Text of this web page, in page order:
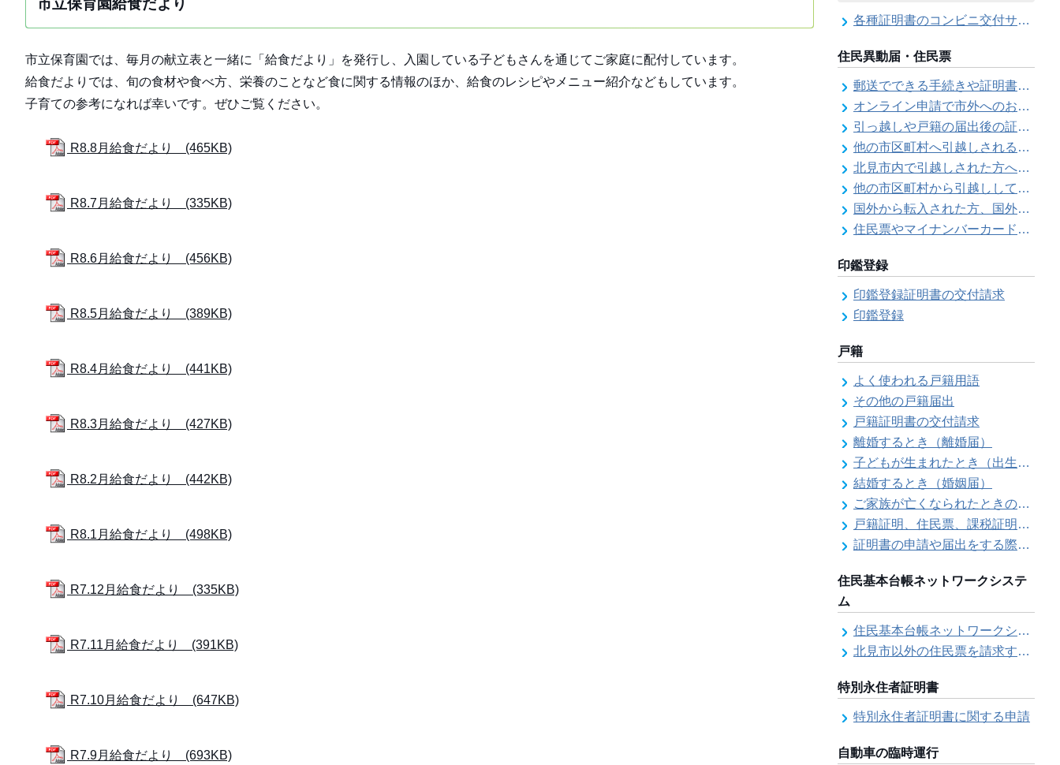
市立保育園給食だより
市立保育園では、毎月の献立表と一緒に「給食だより」を発行し、入園している子どもさんを通じてご家庭に配付しています。
給食だよりでは、旬の食材や食べ方、栄養のことなど食に関する情報のほか、給食のレシピやメニュー紹介などもしています。
子育ての参考になれば幸いです。ぜひご覧ください。
R8.8月給食だより (465KB)
R8.7月給食だより (335KB)
R8.6月給食だより (456KB)
R8.5月給食だより (389KB)
R8.4月給食だより (441KB)
R8.3月給食だより (427KB)
R8.2月給食だより (442KB)
R8.1月給食だより (498KB)
R7.12月給食だより (335KB)
R7.11月給食だより (391KB)
R7.10月給食だより (647KB)
R7.9月給食だより (693KB)
各種証明書のコンビニ交付サービス
住民異動届・住民票
郵送でできる手続きや証明書等の交付請求（住民票・戸籍・国民年金関係）
オンライン申請で市外へのお引越し手続き（転出届）ができます
引っ越しや戸籍の届出後の証明書発行可能日
他の市区町村へ引越しされる方へ（転出届）
北見市内で引越しされた方へ（転居届）
他の市区町村から引越しして来た方へ（転入届）
国外から転入された方、国外へ転出される方へ
住民票やマイナンバーカード、印鑑証明書に旧氏（旧姓）が併記できるようになりました！
印鑑登録
印鑑登録証明書の交付請求
印鑑登録
戸籍
よく使われる戸籍用語
その他の戸籍届出
戸籍証明書の交付請求
離婚するとき（離婚届）
子どもが生まれたとき（出生届）
結婚するとき（婚姻届）
ご家族が亡くなられたときの各種手続きのご案内（死亡届）
戸籍証明、住民票、課税証明書等の証明書を郵送で請求する際の本人確認
証明書の申請や届出をする際の本人確認
住民基本台帳ネットワークシステ
ム
住民基本台帳ネットワークシステム
北見市以外の住民票を請求する（住民票の広域交付）
特別永住者証明書
特別永住者証明書に関する申請
自動車の臨時運行